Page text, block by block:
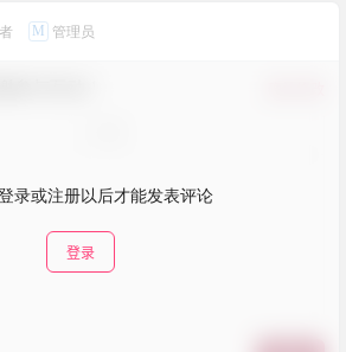
M 管理员
录或注册以后才能发表评论
登录